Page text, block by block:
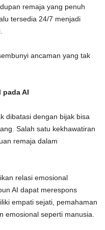
remaja yang penuh
tersedia 24/7 menjadi
ancaman yang tak
AI
dibatasi dengan bijak bisa
Salah satu kekhawatiran
remaja dalam
relasi emosional
AI dapat merespons
empati sejati, pemahaman
emosional seperti manusia.